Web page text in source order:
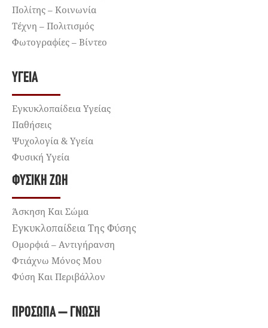
Πολίτης – Κοινωνία
Τέχνη – Πολιτισμός
Φωτογραφίες – Βίντεο
ΥΓΕΊΑ
Εγκυκλοπαίδεια Υγείας
Παθήσεις
Ψυχολογία & Υγεία
Φυσική Υγεία
ΦΥΣΙΚΉ ΖΩΉ
Άσκηση Και Σώμα
Εγκυκλοπαίδεια Της Φύσης
Ομορφιά – Αντιγήρανση
Φτιάχνω Μόνος Μου
Φύση Και Περιβάλλον
ΠΡΌΣΩΠΑ – ΓΝΏΣΗ